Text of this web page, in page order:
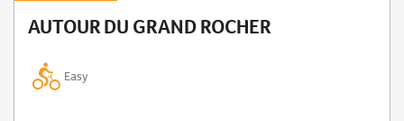
AUTOUR DU GRAND ROCHER
Easy